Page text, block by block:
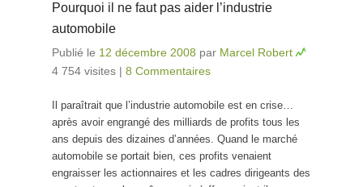
Pourquoi il ne faut pas aider l’industrie
automobile
Publié le 12 décembre 2008 par Marcel Robert
4 754 visites | 8 Commentaires
Il paraîtrait que l’industrie automobile est en crise…
après avoir engrangé des milliards de profits tous les
ans depuis des dizaines d’années. Quand le marché
automobile se portait bien, ces profits venaient
engraisser les actionnaires et les cadres dirigeants des